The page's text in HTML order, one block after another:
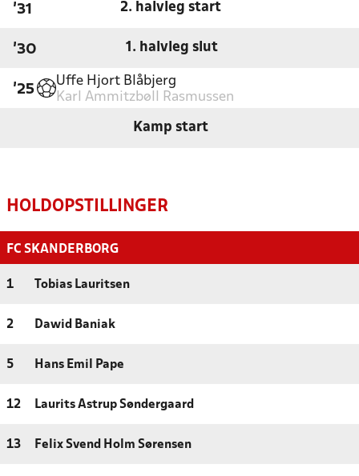
'31 2. halvleg start
'30 1. halvleg slut
'25
Uffe Hjort Blåbjerg
Karl Ammitzbøll Rasmussen
Kamp start
HOLDOPSTILLINGER
FC SKANDERBORG
1 Tobias Lauritsen
2 Dawid Baniak
5 Hans Emil Pape
12 Laurits Astrup Søndergaard
13 Felix Svend Holm Sørensen